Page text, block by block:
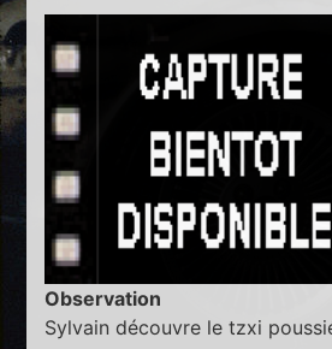
Observation
Sylvain découvre le tzxi